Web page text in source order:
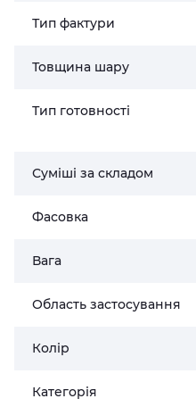
Тип фактури
Товщина шару
Тип готовності
Суміші за складом
Фасовка
Вага
Область застосування
Колір
Категорія